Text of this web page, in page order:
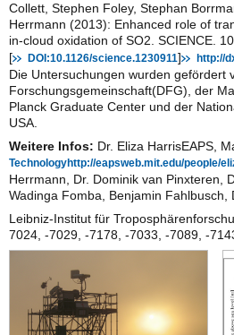
Collett, Stephen Foley, Stephan
Herrmann (2013): Enhanced role of
in-cloud oxidation of SO2. SCIENCE.
[ DOI:10.1126/science.1230911] http://
Die Untersuchungen wurden gefördert
Forschungsgemeinschaft(DFG), der
Planck Graduate Center und der
USA.
Weitere Infos: Dr. Eliza HarrisEAPS,
Technologyhttp://eapsweb.mit.edu/people/
Herrmann, Dr. Dominik van Pinxteren,
Wadinga Fomba, Benjamin Fahlbusch,
Leibniz-Institut für
7024, -7029, -7178, -7033, -7089, -